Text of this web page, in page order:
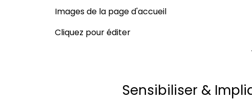
Images de la page d'accueil
Cliquez pour éditer
Sensibiliser &